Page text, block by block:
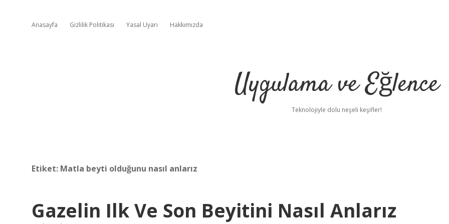
Anasayfa Gizlilik Politikası Yasal Uyarı Hakkımızda
Uygulama ve Eğlence
Teknolojiyle dolu neşeli keşifler!
Etiket: Matla beyti olduğunu nasıl anlarız
Gazelin Ilk Ve Son Beyitini Nasıl Anlarız